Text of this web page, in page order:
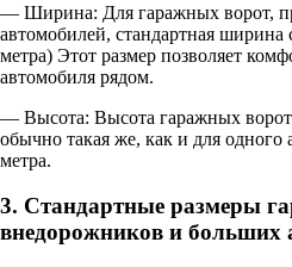
— Ширина: Для гаражных ворот,
автомобилей, стандартная ширина
метра) Этот размер позволяет
автомобиля рядом.
— Высота: Высота гаражных ворот
обычно такая же, как и для
метра.
3. Стандартные размеры
внедорожников и больших